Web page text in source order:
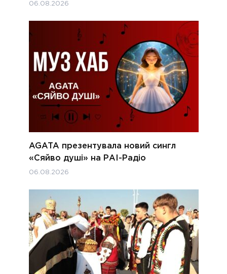
06.08.2026
AGATA презентувала новий сингл
«Сяйво душі» на РАІ-Радіо
06.08.2026